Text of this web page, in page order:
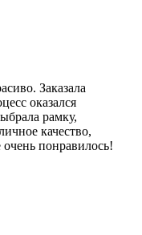
Заказала
оказался
рамку,
качество,
понравилось!